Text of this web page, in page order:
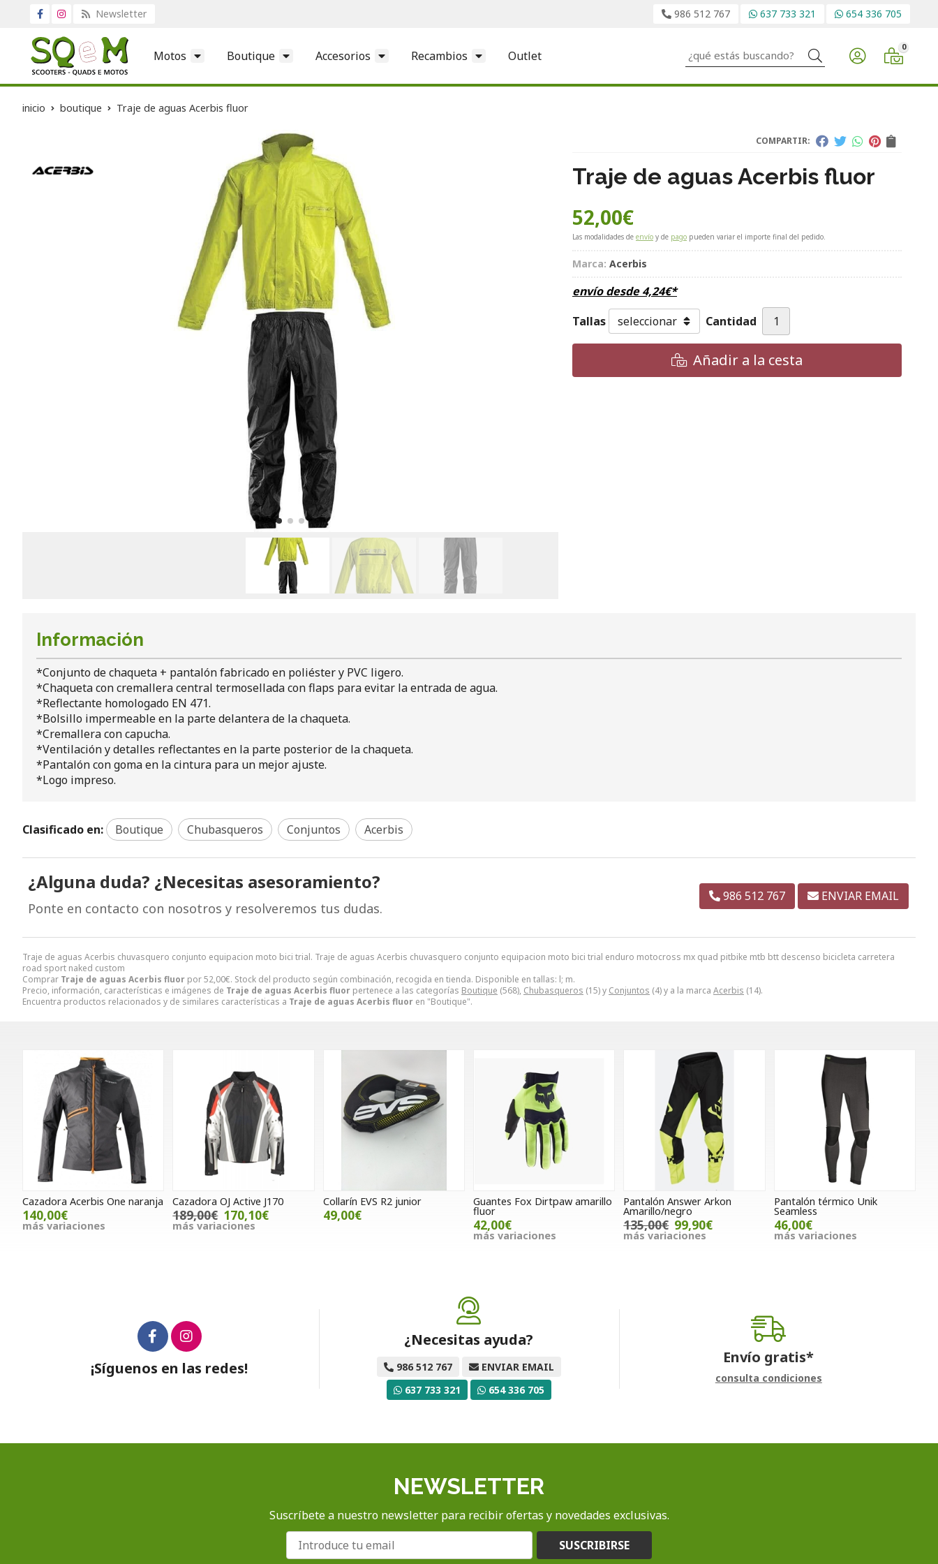
Newsletter 986 512 767 637 733 321 654 336 705
Motos Boutique Accesorios Recambios Outlet Buscar 0
inicio boutique Traje de aguas Acerbis fluor
COMPARTIR:
Traje de aguas Acerbis fluor
52,00€
Las modalidades de envío y de pago pueden variar el importe final del pedido.
Marca: Acerbis
envío desde4,24€*
Tallas
Cantidad
Añadir a la cesta
Traje de aguas Acerbis chuvasquero conjunto equipacion moto bici trial. Traje de aguas Acerbis chuvasquero conjunto equipacion moto bici trial enduro motocross mx quad pitbike mtb btt descenso bicicleta carretera
road sport naked custom
Comprar Traje de aguas Acerbis fluor por52,00€. Stock del producto según combinación, recogida en tienda. Disponible en tallas: l; m.
Precio, información, características e imágenes de Traje de aguas Acerbis fluor pertenece a las categorías Boutique (568), Chubasqueros (15) y Conjuntos (4) y a la marca Acerbis (14).
Encuentra productos relacionados y de similares características a Traje de aguas Acerbis fluor en "Boutique".
Información
*Conjunto de chaqueta + pantalón fabricado en poliéster y PVC ligero.
*Chaqueta con cremallera central termosellada con flaps para evitar la entrada de agua.
*Reflectante homologado EN 471.
*Bolsillo impermeable en la parte delantera de la chaqueta.
*Cremallera con capucha.
*Ventilación y detalles reflectantes en la parte posterior de la chaqueta.
*Pantalón con goma en la cintura para un mejor ajuste.
*Logo impreso.
Clasificado en: Boutique Chubasqueros Conjuntos Acerbis
¿Alguna duda? ¿Necesitas asesoramiento?
Ponte en contacto con nosotros y resolveremos tus dudas.
986 512 767 ENVIAR EMAIL
Cazadora Acerbis One naranja
140,00€
más variaciones
Cazadora OJ Active J170
189,00€ 170,10€
más variaciones
Collarín EVS R2 junior
49,00€
Guantes Fox Dirtpaw amarillo
fluor
42,00€
más variaciones
Pantalón Answer Arkon
Amarillo/negro
135,00€ 99,90€
más variaciones
Pantalón térmico Unik
Seamless
46,00€
más variaciones
¡Síguenos en las redes!
¿Necesitas ayuda?
986 512 767
ENVIAR EMAIL
637 733 321
654 336 705
Envío gratis*
consulta condiciones
NEWSLETTER
Suscríbete a nuestro newsletter para recibir ofertas y novedades exclusivas.
SUSCRIBIRSE